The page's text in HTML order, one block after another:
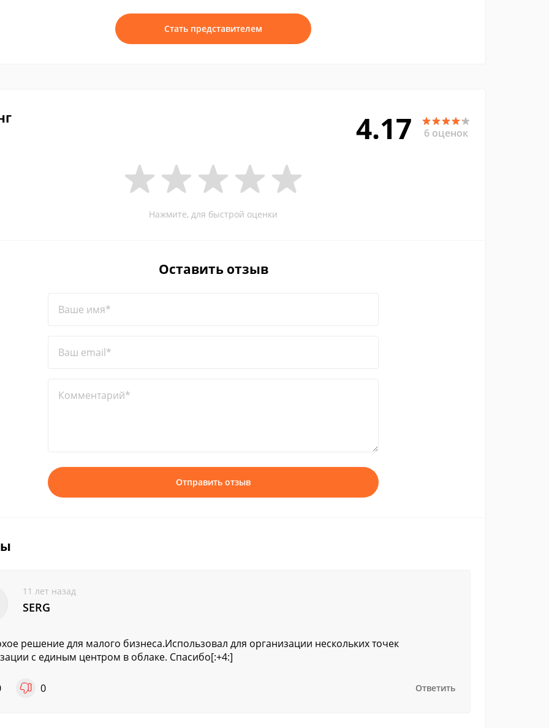
Стать представителем
4.17 6 оценок
Нажмите, для быстрой оценки
Оставить отзыв
Ваше имя*
Ваш email*
Комментарий*
Отправить отзыв
11 лет назад
SERG
решение для малого бизнеса.Использовал для организации нескольких точек
с единым центром в облаке. Спасибо[:+4:]
0 Ответить